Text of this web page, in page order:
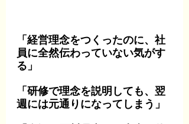
「経営理念をつくったのに、社
員に全然伝わっていない気がす
る」
「研修で理念を説明しても、翌
週には元通りになってしまう」